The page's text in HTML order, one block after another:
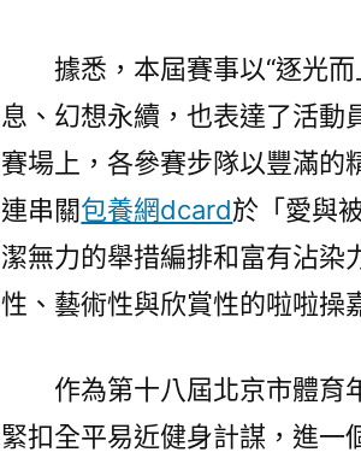
據悉，本屆賽事以“逐光
息、幻想永續，也表達了活動
賽場上，各參賽步隊以豐滿的
連串關包養網dcard於「愛與
潔無力的舉措編排和富有沾染
性、藝術性與欣賞性的啦啦操
作為第十八屆北京市體育
緊扣全平易近健身計謀，進一